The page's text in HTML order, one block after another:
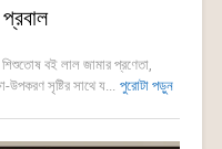
বই লাল জামার প্রণেতা,
উপকরণ সৃষ্টির সাথে য... পুরোটা পড়ুন